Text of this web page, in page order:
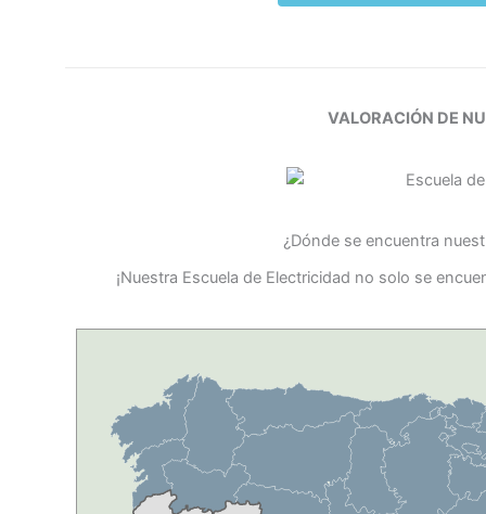
VALORACIÓN DE
¿Dónde se encuentra
¡Nuestra Escuela de Electricidad no solo se